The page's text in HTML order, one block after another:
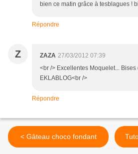
bien ce matin grâce à tesblagues !
Répondre
Z ZAZA 27/03/2012 07:39
<br /> Excellentes Moquelet...
EKLABLOG<br />
Répondre
< Gâteau choco fondant